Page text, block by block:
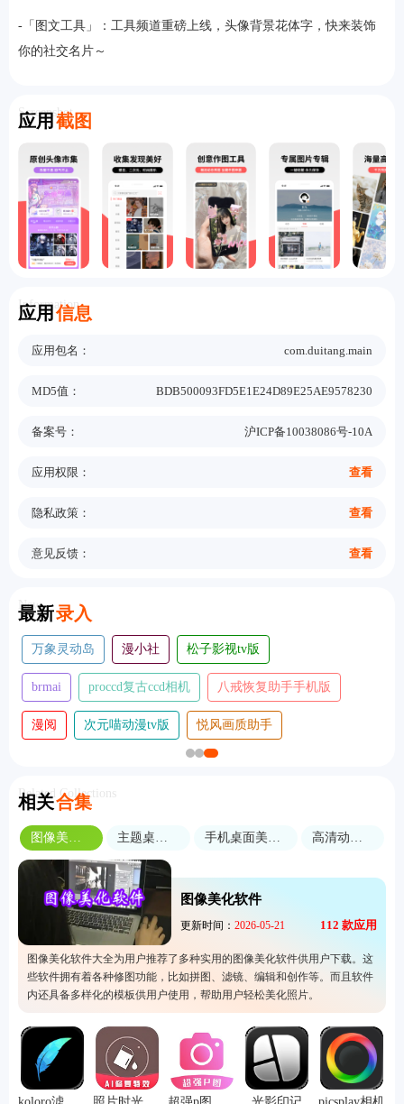
-「图文工具」：工具频道重磅上线，头像背景花体字，快来装饰
你的社交名片～
应用 截图
Screenshot
应用 信息
Information
应用包名： com.duitang.main
MD5值： BDB500093FD5E1E24D89E25AE9578230
备案号： 沪ICP备10038086号-10A
应用权限： 查看
隐私政策： 查看
意见反馈： 查看
最新录入
New
万象灵动岛 漫小社 松子影视tv版
brmai proccd复古ccd相机 八戒恢复助手手机版
漫阅 次元喵动漫tv版 悦风画质助手
相关合集
Related Collections
图像美化软件
更新时间： 2026-05-21 112 款应用
图像美化软件大全为用户推荐了多种实用的图像美化软件供用户下载。这
些软件拥有着各种修图功能，比如拼图、滤镜、编辑和创作等。而且软件
内还具备多样化的模板供用户使用，帮助用户轻松美化照片。